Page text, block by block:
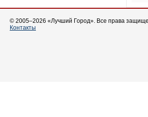
© 2005–2026 «Лучший Город». Все права
Контакты